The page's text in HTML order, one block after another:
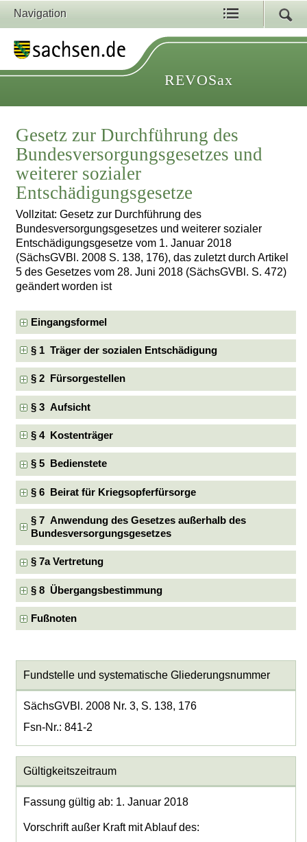
Navigation
REVOSax
Gesetz zur Durchführung des
Bundesversorgungsgesetzes und
weiterer sozialer
Entschädigungsgesetze
Vollzitat: Gesetz zur Durchführung des
Bundesversorgungsgesetzes und weiterer sozialer
Entschädigungsgesetze vom 1. Januar 2018
(SächsGVBl. 2008 S. 138, 176), das zuletzt durch Artikel
5 des Gesetzes vom 28. Juni 2018 (SächsGVBl. S. 472)
geändert worden ist
Eingangsformel
§ 1 Träger der sozialen Entschädigung
§ 2 Fürsorgestellen
§ 3 Aufsicht
§ 4 Kostenträger
§ 5 Bedienstete
§ 6 Beirat für Kriegsopferfürsorge
§ 7 Anwendung des Gesetzes außerhalb des
Bundesversorgungsgesetzes
§ 7a Vertretung
§ 8 Übergangsbestimmung
Fußnoten
Fundstelle und systematische Gliederungsnummer
SächsGVBl. 2008 Nr. 3, S. 138, 176
Fsn-Nr.: 841-2
Gültigkeitszeitraum
Fassung gültig ab: 1. Januar 2018
Vorschrift außer Kraft mit Ablauf des: